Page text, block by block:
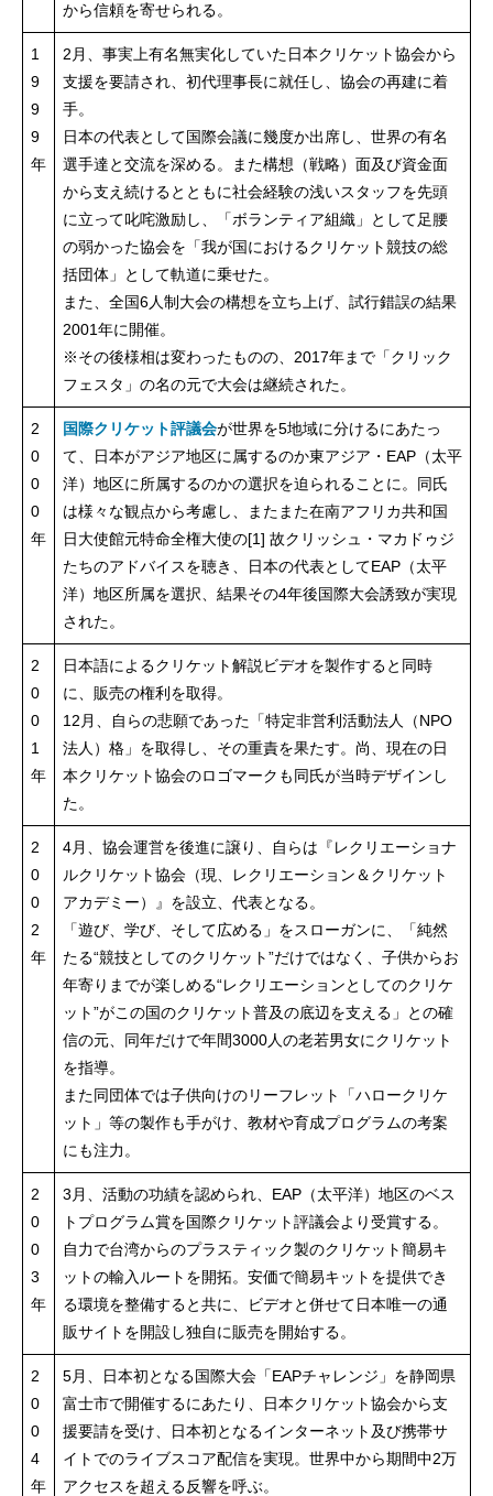
から信頼を寄せられる。
1
9
9
9
年
2月、事実上有名無実化していた日本クリケット協会から
支援を要請され、初代理事長に就任し、協会の再建に着
手。
日本の代表として国際会議に幾度か出席し、世界の有名
選手達と交流を深める。また構想（戦略）面及び資金面
から支え続けるとともに社会経験の浅いスタッフを先頭
に立って叱咤激励し、「ボランティア組織」として足腰
の弱かった協会を「我が国におけるクリケット競技の総
括団体」として軌道に乗せた。
また、全国6人制大会の構想を立ち上げ、試行錯誤の結果
2001年に開催。
※その後様相は変わったものの、2017年まで「クリック
フェスタ」の名の元で大会は継続された。
2
0
0
0
年
国際クリケット評議会が世界を5地域に分けるにあたっ
て、日本がアジア地区に属するのか東アジア・EAP（太平
洋）地区に所属するのかの選択を迫られることに。同氏
は様々な観点から考慮し、またまた在南アフリカ共和国
日大使館元特命全権大使の[1] 故クリッシュ・マカドゥジ
たちのアドバイスを聴き、日本の代表としてEAP（太平
洋）地区所属を選択、結果その4年後国際大会誘致が実現
された。
2
0
0
1
年
日本語によるクリケット解説ビデオを製作すると同時
に、販売の権利を取得。
12月、自らの悲願であった「特定非営利活動法人（NPO
法人）格」を取得し、その重責を果たす。尚、現在の日
本クリケット協会のロゴマークも同氏が当時デザインし
た。
2
0
0
2
年
4月、協会運営を後進に譲り、自らは『レクリエーショナ
ルクリケット協会（現、レクリエーション＆クリケット
アカデミー）』を設立、代表となる。
「遊び、学び、そして広める」をスローガンに、「純然
たる“競技としてのクリケット”だけではなく、子供からお
年寄りまでが楽しめる“レクリエーションとしてのクリケ
ット”がこの国のクリケット普及の底辺を支える」との確
信の元、同年だけで年間3000人の老若男女にクリケット
を指導。
また同団体では子供向けのリーフレット「ハロークリケ
ット」等の製作も手がけ、教材や育成プログラムの考案
にも注力。
2
0
0
3
年
3月、活動の功績を認められ、EAP（太平洋）地区のベス
トプログラム賞を国際クリケット評議会より受賞する。
自力で台湾からのプラスティック製のクリケット簡易キ
ットの輸入ルートを開拓。安価で簡易キットを提供でき
る環境を整備すると共に、ビデオと併せて日本唯一の通
販サイトを開設し独自に販売を開始する。
2
0
0
4
年
5月、日本初となる国際大会「EAPチャレンジ」を静岡県
富士市で開催するにあたり、日本クリケット協会から支
援要請を受け、日本初となるインターネット及び携帯サ
イトでのライブスコア配信を実現。世界中から期間中2万
アクセスを超える反響を呼ぶ。